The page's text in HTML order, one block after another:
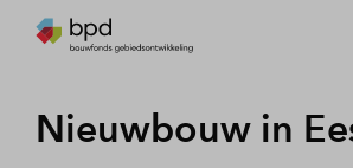
Nieuwbouw in